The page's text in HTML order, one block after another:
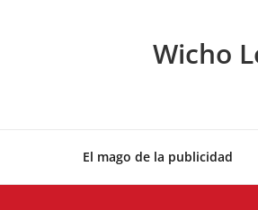
Wicho
El mago de la publicidad